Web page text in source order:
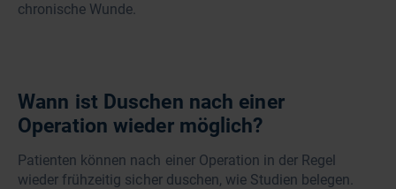
chronische Wunde.
Wann ist Duschen nach einer
Operation wieder möglich?
Patienten können nach einer Operation in der Regel
wieder frühzeitig sicher duschen, wie Studien belegen.